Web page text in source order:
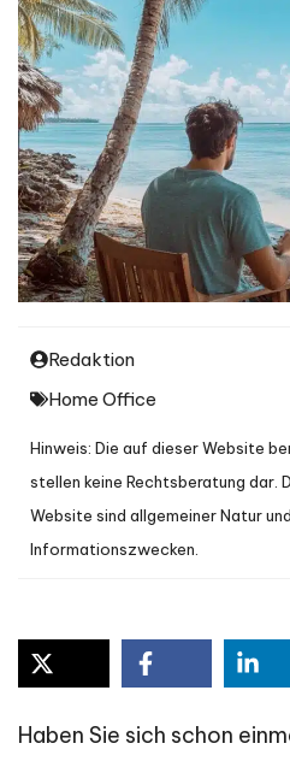
Redaktion
Home Office
Hinweis: Die auf dieser Website
stellen keine Rechtsberatung dar.
Website sind allgemeiner Natur
Informationszwecken.
Haben Sie sich schon